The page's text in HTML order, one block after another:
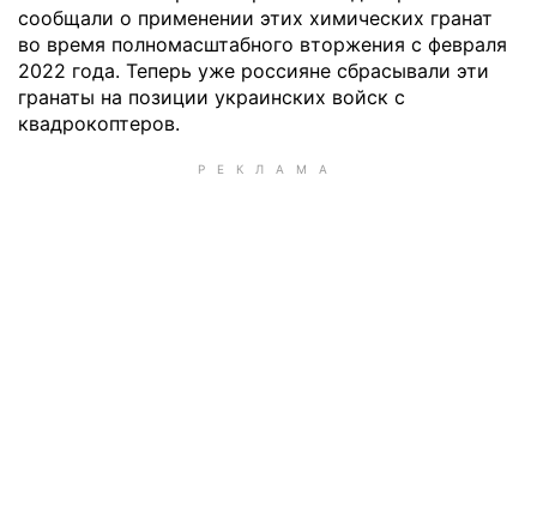
сообщали о применении этих химических гранат
во время полномасштабного вторжения с февраля
2022 года. Теперь уже россияне сбрасывали эти
гранаты на позиции украинских войск с
квадрокоптеров.